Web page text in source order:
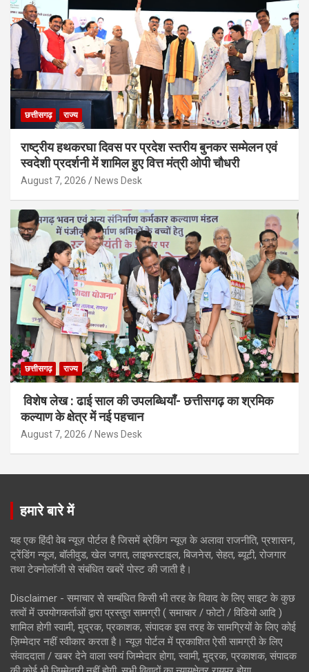
छत्तीसगढ़ राज्य
राष्ट्रीय हथकरघा दिवस पर प्रदेश स्तरीय बुनकर सम्मेलन एवं
स्वदेशी प्रदर्शनी में शामिल हुए वित्त मंत्री ओपी चौधरी
August 7, 2026 News Desk
छत्तीसगढ़ राज्य
विशेष लेख : ढाई साल की उपलब्धियाँ- छत्तीसगढ़ का श्रमिक
कल्याण के क्षेत्र में नई पहचान
August 7, 2026 News Desk
हमारे बारे में
यह एक हिंदी वेब न्यूज़ पोर्टल है जिसमें ब्रेकिंग न्यूज़ के अलावा राजनीति, प्रशासन,
ट्रेंडिंग न्यूज, बॉलीवुड, खेल जगत, लाइफस्टाइल, बिजनेस, सेहत, ब्यूटी, रोजगार
तथा टेक्नोलॉजी से संबंधित खबरें पोस्ट की जाती है।
Disclaimer - समाचार से सम्बंधित किसी भी तरह के विवाद के लिए साइट के कुछ
तत्वों में उपयोगकर्ताओं द्वारा प्रस्तुत सामग्री ( समाचार / फोटो / विडियो आदि )
शामिल होगी स्वामी, मुद्रक, प्रकाशक, संपादक इस तरह के सामग्रियों के लिए कोई
ज़िम्मेदार नहीं स्वीकार करता है। न्यूज़ पोर्टल में प्रकाशित ऐसी सामग्री के लिए
संवाददाता / खबर देने वाला स्वयं जिम्मेदार होगा, स्वामी, मुद्रक, प्रकाशक, संपादक